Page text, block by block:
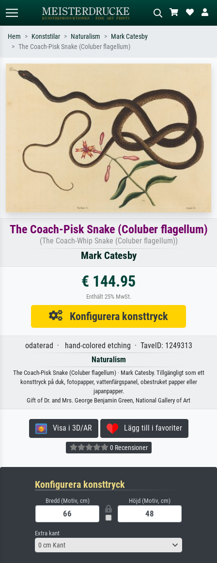
Sök efter konstnär, titel eller stil –
t.ex. Monet, Stjärnenatt,
impressionism, Hokusai-våg, naken.
oljemålning, stående naken bredvid ett
träd.
Hem Konststilar Naturalism
Mark Catesby
The Coach-Pisk Snake (Coluber flagellum)
The Coach-Pisk Snake (Coluber flagellum)
(The Coach-Whip Snake (Coluber flagellum))
Mark Catesby
€ 144.95
Enthält 25% MwSt.
Konfigurera konsttryck
odaterad · hand-colored etching · TavelD: 1249313
Naturalism
The Coach-Pisk Snake (Coluber flagellum) · Mark Catesby. Tillgängligt som ett
konsttryck på duk, fotopapper, vattenfärgspanel, obestruket papper eller
japanpapper.
Gift of Dr. and Mrs. George Benjamin Green, National Gallery of Art
Visa i 3D/AR Lägg till i favoriter
0 Recensioner
Konfigurera konsttryck
Bredd (Motiv, cm) Höjd (Motiv, cm)
Extra kant
0 cm Kant